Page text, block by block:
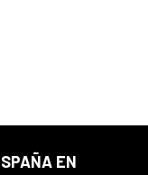
EN